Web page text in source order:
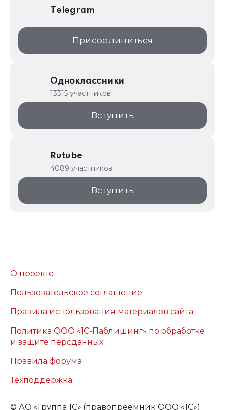
Telegram
Присоединиться
Одноклассники
13315 участников
Вступить
Rutube
4089 участников
Вступить
О проекте
Пользовательское соглашение
Правила использования материалов сайта
Политика ООО «1С-Паблишинг» по обработке
и защите персданных
Правила форума
Техподдержка
© АО «Группа 1С» (правопреемник ООО «1С»)